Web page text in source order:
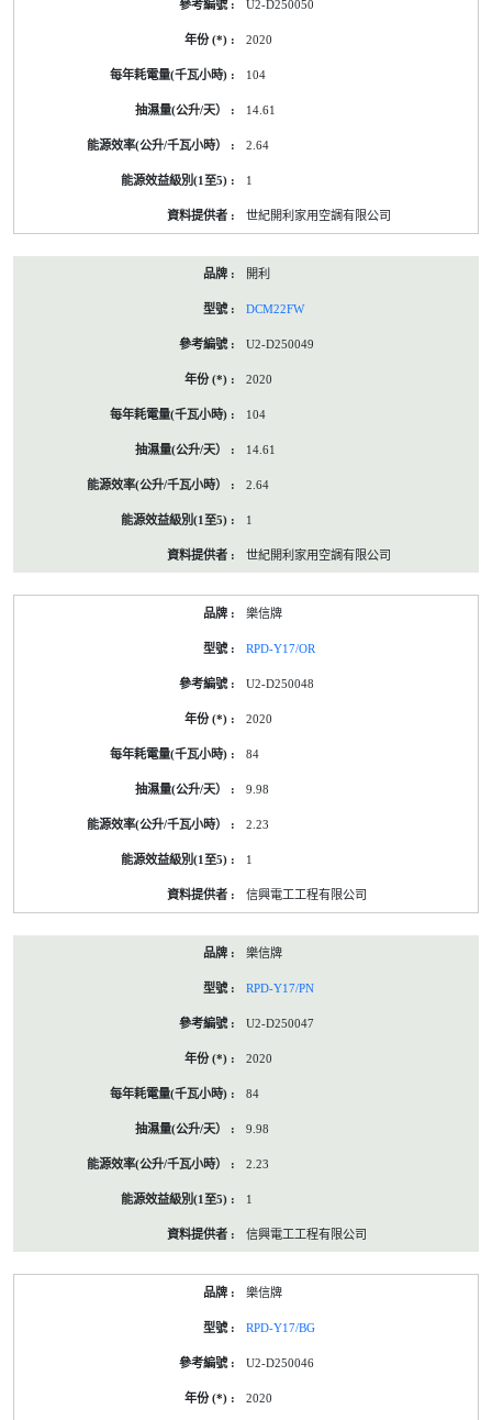
U2-D250050
2020
104
14.61
2.64
1
世紀開利家用空調有限公司
開利
DCM22FW
U2-D250049
2020
104
14.61
2.64
1
世紀開利家用空調有限公司
樂信牌
RPD-Y17/OR
U2-D250048
2020
84
9.98
2.23
1
信興電工工程有限公司
樂信牌
RPD-Y17/PN
U2-D250047
2020
84
9.98
2.23
1
信興電工工程有限公司
樂信牌
RPD-Y17/BG
U2-D250046
2020